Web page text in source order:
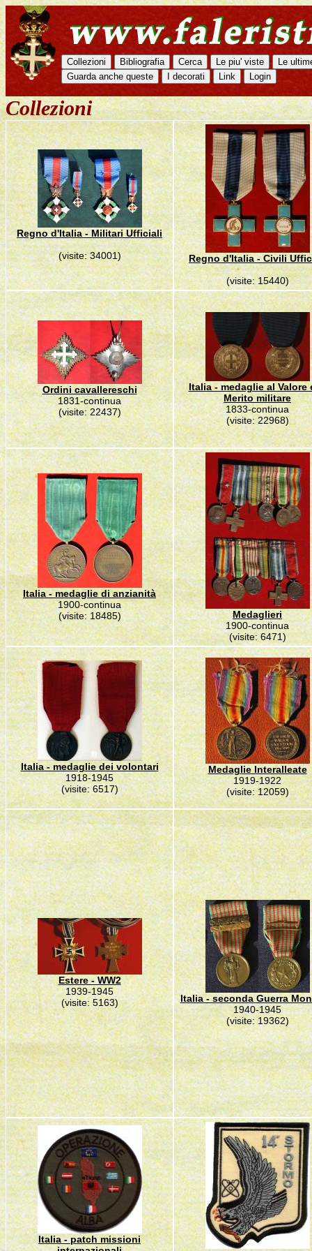
Collezioni
Regno d'Italia - Militari Ufficiali
(visite: 34001)
Regno d'Italia - Civili
(visite: 15440)
Ordini cavallereschi
1831-continua
(visite: 22437)
Italia - medaglie al Valore
Merito militare
1833-continua
(visite: 22968)
Italia - medaglie di anzianità
1900-continua
(visite: 18485)
Medaglieri
1900-continua
(visite: 6471)
Italia - medaglie dei volontari
1918-1945
(visite: 6517)
Medaglie Interalleate
1919-1922
(visite: 12059)
Estere - WW2
1939-1945
(visite: 5163)
Italia - seconda Guerra
1940-1945
(visite: 19362)
Italia - patch missioni